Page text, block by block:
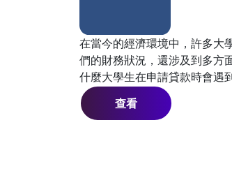
在當今的經濟環境中，許多大
們的財務狀況，還涉及到多方
什麼大學生在申請貸款時會遇
查看